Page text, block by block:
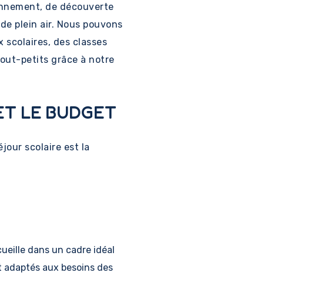
de découverte
plein air. Nous pouvons
scolaires, des classes
petits grâce à notre
LE BUDGET
scolaire est la
dans un cadre idéal
adaptés aux besoins des